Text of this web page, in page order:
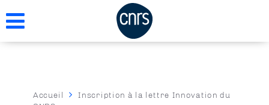
au
Fil
Accueil
Inscription à la lettre Innovation du